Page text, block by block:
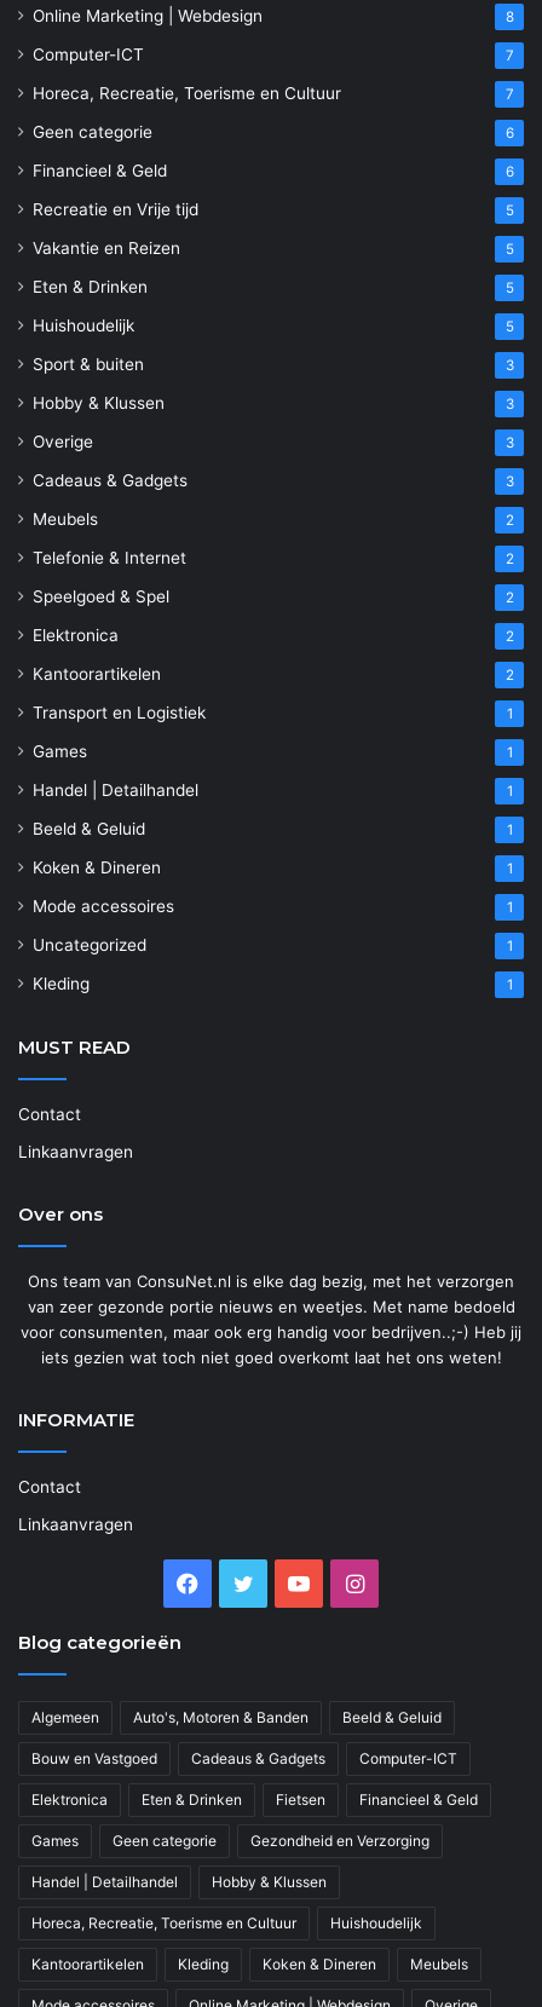
Online Marketing | Webdesign 8
Computer-ICT 7
Horeca, Recreatie, Toerisme en Cultuur 7
Geen categorie 6
Financieel & Geld 6
Recreatie en Vrije tijd 5
Vakantie en Reizen 5
Eten & Drinken 5
Huishoudelijk 5
Sport & buiten 3
Hobby & Klussen 3
Overige 3
Cadeaus & Gadgets 3
Meubels 2
Telefonie & Internet 2
Speelgoed & Spel 2
Elektronica 2
Kantoorartikelen 2
Transport en Logistiek 1
Games 1
Handel | Detailhandel 1
Beeld & Geluid 1
Koken & Dineren 1
Mode accessoires 1
Uncategorized 1
Kleding 1
MUST READ
Contact
Linkaanvragen
Over ons
Ons team van ConsuNet.nl is elke dag bezig, met het verzorgen
van zeer gezonde portie nieuws en weetjes. Met name bedoeld
voor consumenten, maar ook erg handig voor bedrijven..;-) Heb jij
iets gezien wat toch niet goed overkomt laat het ons weten!
INFORMATIE
Contact
Linkaanvragen
Facebook
Twitter YouTubeInstagram
Blog categorieën
Algemeen Auto's, Motoren & Banden Beeld & Geluid
Bouw en Vastgoed Cadeaus & Gadgets Computer-ICT
Elektronica Eten & Drinken Fietsen Financieel & Geld
Games Geen categorie Gezondheid en Verzorging
Handel | Detailhandel Hobby & Klussen
Horeca, Recreatie, Toerisme en Cultuur Huishoudelijk
Kantoorartikelen Kleding Koken & Dineren Meubels